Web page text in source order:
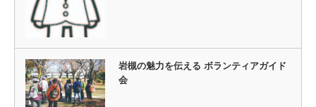
岩槻の魅力を伝える ボランティアガイド
会